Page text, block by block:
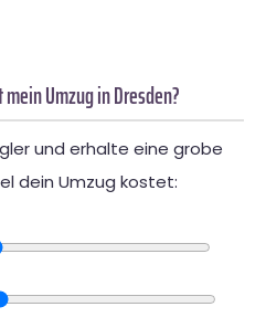
Umzug in Dresden?
und erhalte eine grobe
dein Umzug kostet: